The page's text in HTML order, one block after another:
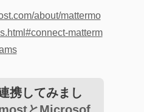
about/mattermo
matterm
携してみまし